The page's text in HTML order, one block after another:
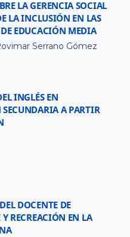
LA GERENCIA SOCIAL
LA INCLUSIÓN EN LAS
EDUCACIÓN MEDIA
Serrano Gómez
INGLÉS EN
A PARTIR
DOCENTE DE
RECREACIÓN EN LA